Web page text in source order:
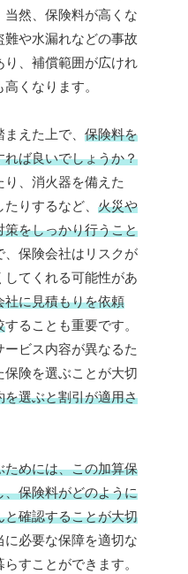
然、保険料が高くな
難や水漏れなどの事故
り、補償範囲が広けれ
くなります。
えた上で、 保険料を
ば良いでしょうか？
り、消火器を備えた
りするなど、 火災や
をしっかり行うこと
、保険会社はリスクが
てくれる可能性があ
社に見積もりを依頼
することも重要です。
ビス内容が異なるた
険を選ぶことが大切
を選ぶと割引が適用さ
めには、この加算保
保険料がどのように
確認することが大切
必要な保障を適切な
すことができます。